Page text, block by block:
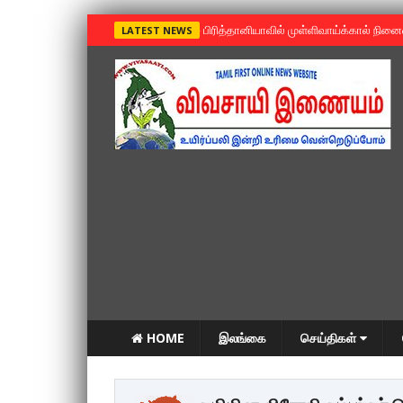
LATEST NEWS »பிரித்தானியாவில் முள்ளிவாய்க்கால்
HOME இலங்கை செய்திகள்